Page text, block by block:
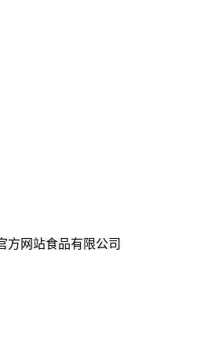
方网站食品有限公司